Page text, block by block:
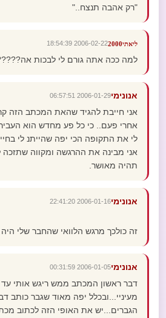
"רק אהבה תנצח.."
ליאתי2000 2006-02-22 18:54:39
למה ככה אתה גורם לי לבכות
אנונימי2006-01-29 06:57:51
אני חייבת להגיד שהאת המכתב הזה
אחרי פעם.. כי כל פע מחדש הוא
לי את התקופה הכי יפה שהייתנ לי
אני מבינה את ההרגשה ומקווה שתזכה
תהיה מאושר.
אנונימי2006-01-16 22:41:20
זה כולכך מרגש הלוואי שהחבר שלי
אנונימי2006-01-05 00:31:59
דבר ראשון המכתב ממש ריגש אותי עד
מעיניי...ובכלל יפה מאוד שגבר כותב
הגברים...יש את האופי הזה לכתוב